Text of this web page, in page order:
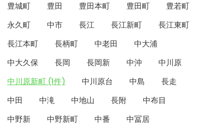
豊城町
豊田 豊田本町 豊田町
豊若町
永久町
中市 長江 長江新町
長江東町
長江本町
長柄町 中老田
中大浦
中大久保
長岡 長岡新 中沖
中川原
中川原新町 (1件)
中川原台 中島
長走
中田
中滝 中地山 長附
中布目
中野新
中野新町 中番
中冨居